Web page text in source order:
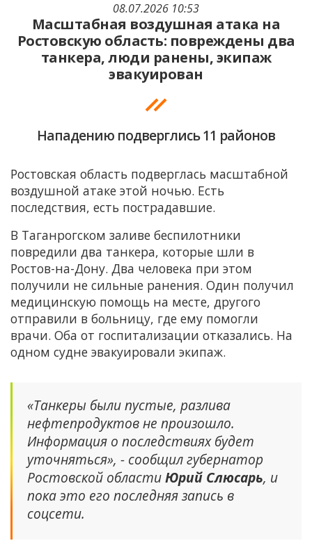
08.07.2026 10:53
Масштабная воздушная атака на
Ростовскую область: повреждены два
танкера, люди ранены, экипаж
эвакуирован
Нападению подверглись 11 районов
Ростовская область подверглась масштабной
воздушной атаке этой ночью. Есть
последствия, есть пострадавшие.
В Таганрогском заливе беспилотники
повредили два танкера, которые шли в
Ростов-на-Дону. Два человека при этом
получили не сильные ранения. Один получил
медицинскую помощь на месте, другого
отправили в больницу, где ему помогли
врачи. Оба от госпитализации отказались. На
одном судне эвакуировали экипаж.
«Танкеры были пустые, разлива
нефтепродуктов не произошло.
Информация о последствиях будет
уточняться», - сообщил губернатор
Ростовской областиЮрий Слюсарь, и
пока это его последняя запись в
соцсети.